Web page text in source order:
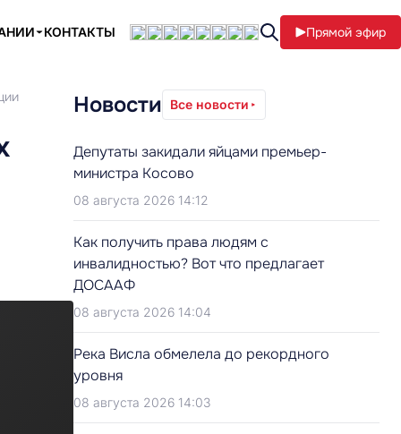
КОНТАКТЫ Прямой эфир
Новости Все новости
Депутаты закидали яйцами премьер-
министра Косово
08 августа 2026 14:12
Как получить права людям с
инвалидностью? Вот что предлагает
ДОСААФ
08 августа 2026 14:04
Река Висла обмелела до рекордного
уровня
08 августа 2026 14:03